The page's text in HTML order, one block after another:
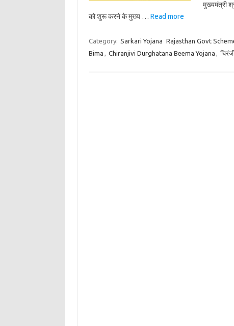
मुख्यमंत्री
को शुरू करने के मुख्य … Read more
Category: Sarkari Yojana Rajasthan Govt
Bima , Chiranjivi Durghatana Beema Yojana ,